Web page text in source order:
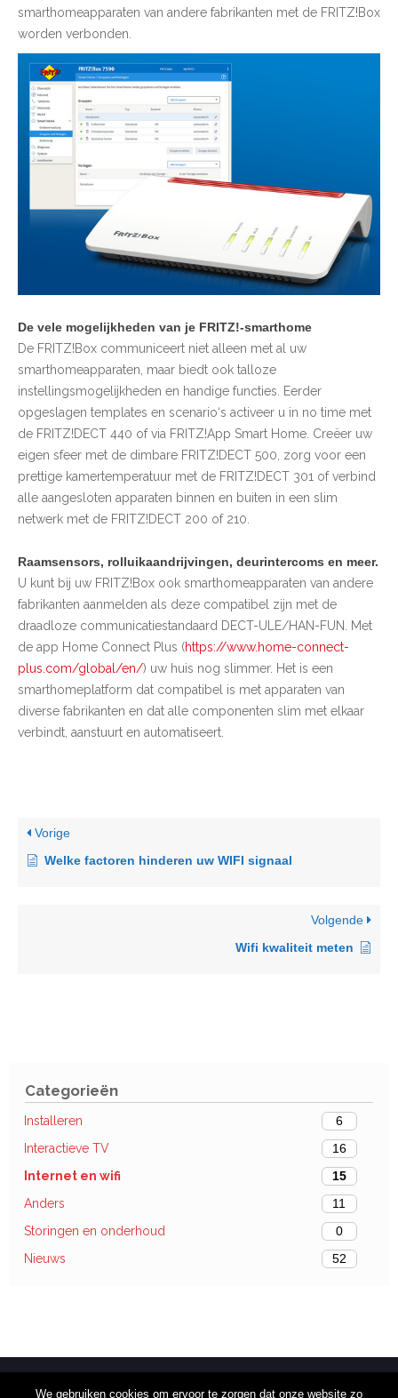
Categorieën
Installeren
6
Interactieve TV
16
Internet en wifi
15
Anders
11
Storingen en onderhoud
0
Nieuws
52
smarthomeapparaten van andere fabrikanten met de FRITZ!Box
worden verbonden.
De vele mogelijkheden van je FRITZ!-smarthome
De FRITZ!Box communiceert niet alleen met al uw
smarthomeapparaten, maar biedt ook talloze
instellingsmogelijkheden en handige functies. Eerder
opgeslagen templates en scenario‘s activeer u in no time met
de FRITZ!DECT 440 of via FRITZ!App Smart Home. Creëer uw
eigen sfeer met de dimbare FRITZ!DECT 500, zorg voor een
prettige kamertemperatuur met de FRITZ!DECT 301 of verbind
alle aangesloten apparaten binnen en buiten in een slim
netwerk met de FRITZ!DECT 200 of 210.
Raamsensors, rolluikaandrijvingen, deurintercoms en meer.
U kunt bij uw FRITZ!Box ook smarthomeapparaten van andere
fabrikanten aanmelden als deze compatibel zijn met de
draadloze communicatiestandaard DECT-ULE/HAN-FUN. Met
de app Home Connect Plus (https://www.home-connect-
plus.com/global/en/) uw huis nog slimmer. Het is een
smarthomeplatform dat compatibel is met apparaten van
diverse fabrikanten en dat alle componenten slim met elkaar
verbindt, aanstuurt en automatiseert.
Vorige
Welke factoren hinderen uw WIFI signaal
Volgende
Wifi kwaliteit meten
We gebruiken cookies om ervoor te zorgen dat onze website zo